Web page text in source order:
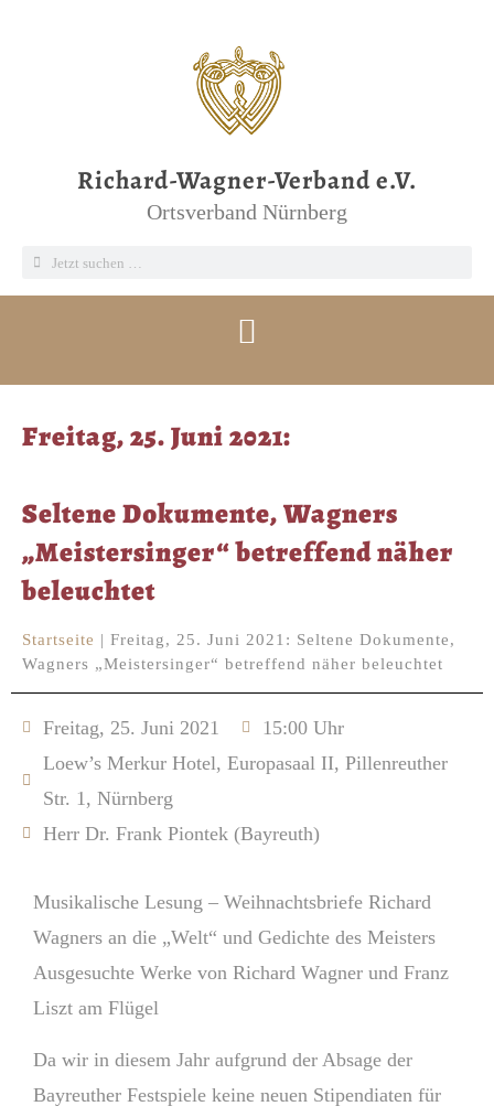
Richard-Wagner-Verband e.V.
Ortsverband Nürnberg
Freitag, 25. Juni 2021:
Seltene Dokumente, Wagners
„Meistersinger“ betreffend näher
beleuchtet
Startseite | Freitag, 25. Juni 2021: Seltene Dokumente,
Wagners „Meistersinger“ betreffend näher beleuchtet
Freitag, 25. Juni 2021
15:00 Uhr
Loew’s Merkur Hotel, Europasaal II, Pillenreuther
Str. 1, Nürnberg
Herr Dr. Frank Piontek (Bayreuth)
Musikalische Lesung – Weihnachtsbriefe Richard
Wagners an die „Welt“ und Gedichte des Meisters
Ausgesuchte Werke von Richard Wagner und Franz
Liszt am Flügel
Da wir in diesem Jahr aufgrund der Absage der
Bayreuther Festspiele keine neuen Stipendiaten für